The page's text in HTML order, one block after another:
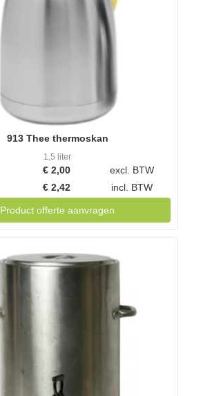
913 Thee thermoskan
1,5 liter
€ 2,00
excl. BTW
€ 2,42 incl. BTW
Product offerte aanvragen